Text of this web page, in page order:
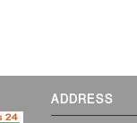
ADDRESS